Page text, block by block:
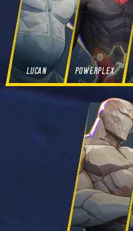
LUCAN POWERPLEX